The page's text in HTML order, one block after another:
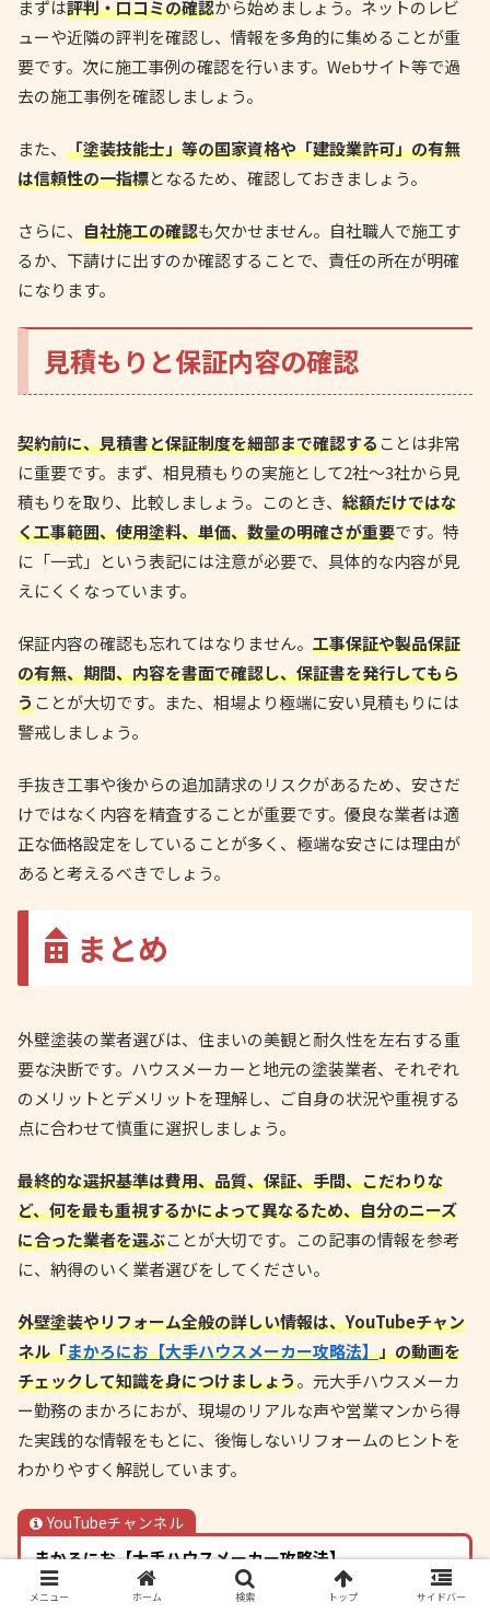
まずは評判・口コミの確認から始めましょう。ネットのレビ
ューや近隣の評判を確認し、情報を多角的に集めることが重
要です。次に施工事例の確認を行います。Webサイト等で過
去の施工事例を確認しましょう。
また、 「塗装技能士」等の国家資格や「建設業許可」の有無
は信頼性の一指標となるため、確認しておきましょう。
さらに、 自社施工の確認も欠かせません。自社職人で施工す
るか、下請けに出すのか確認することで、責任の所在が明確
になります。
見積もりと保証内容の確認
契約前に、見積書と保証制度を細部まで確認することは非常
に重要です。まず、相見積もりの実施として2社～3社から見
積もりを取り、比較しましょう。このとき、 総額だけではな
く工事範囲、使用塗料、単価、数量の明確さが重要です。特
に「一式」という表記には注意が必要で、具体的な内容が見
えにくくなっています。
保証内容の確認も忘れてはなりません。 工事保証や製品保証
の有無、期間、内容を書面で確認し、保証書を発行してもら
うことが大切です。また、相場より極端に安い見積もりには
警戒しましょう。
手抜き工事や後からの追加請求のリスクがあるため、安さだ
けではなく内容を精査することが重要です。優良な業者は適
正な価格設定をしていることが多く、極端な安さには理由が
あると考えるべきでしょう。
まとめ
外壁塗装の業者選びは、住まいの美観と耐久性を左右する重
要な決断です。ハウスメーカーと地元の塗装業者、それぞれ
のメリットとデメリットを理解し、ご自身の状況や重視する
点に合わせて慎重に選択しましょう。
最終的な選択基準は費用、品質、保証、手間、こだわりな
ど、何を最も重視するかによって異なるため、自分のニーズ
に合った業者を選ぶことが大切です。この記事の情報を参考
に、納得のいく業者選びをしてください。
外壁塗装やリフォーム全般の詳しい情報は、YouTubeチャン
ネル「まかろにお【大手ハウスメーカー攻略法】」の動画を
チェックして知識を身につけましょう。元大手ハウスメーカ
ー勤務のまかろにおが、現場のリアルな声や営業マンから得
た実践的な情報をもとに、後悔しないリフォームのヒントを
わかりやすく解説しています。
YouTubeチャンネル
まかろにお【大手ハウスメーカー攻略法】
メニュー ホーム 検索 トップ サイドバー